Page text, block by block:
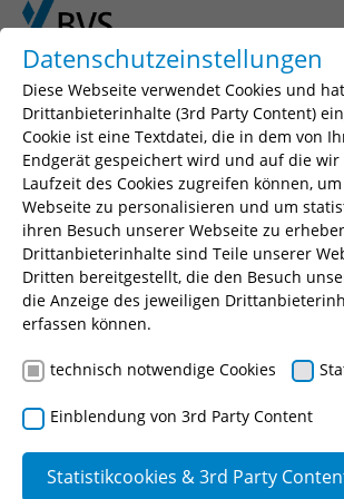
Skip to main content
Skip to page footer
You are here:
BVS Publikationen Band 17
Äußere
Band 17
Die öffentliche Verwaltung als
besteht aus einer Vielzahl von
um innere Organisation der jeweiligen
oder auch die jeweilige
16 "Innere Behördenorganisation und
Verwaltungstechnik"). Soweit es sich
Gliederung der gesamten
Datenschutzeinstellungen
Diese Webseite verwendet Cookies und
Drittanbieterinhalte (3rd Party Content)
Cookie ist eine Textdatei, die in dem von
Endgerät gespeichert wird und auf die
Laufzeit des Cookies zugreifen können,
Webseite zu personalisieren und um
ihren Besuch unserer Webseite zu
Drittanbieterinhalte sind Teile unserer
Dritten bereitgestellt, die den Besuch
die Anzeige des jeweiligen
erfassen können.
technisch notwendige Cookies
Einblendung von 3rd Party Content
Statistikcookies & 3rd Party